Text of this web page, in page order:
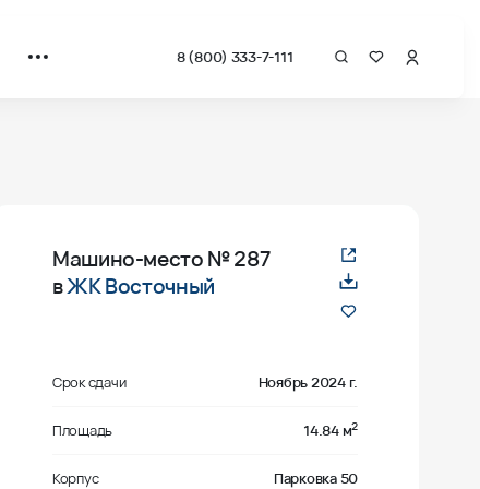
8 (800) 333-7-111
Машино-место№ 287
вЖК Восточный
Срок сдачи Ноябрь 2024 г.
Площадь 14.84 м2
Корпус Парковка 50